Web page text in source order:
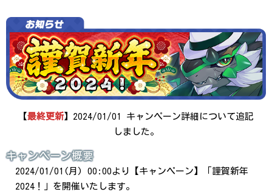
【最終更新】2024/01/01 キャンペーン詳細について追記
しました。
キャンペーン概要
2024/01/01(月) 00:00より【キャンペーン】「謹賀新年
2024！」を開催いたします。